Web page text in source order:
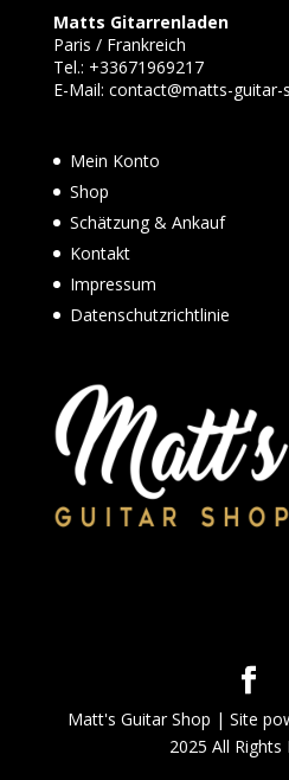
Matts Gitarrenladen
Paris / Frankreich
Tel.: +33671969217
E-Mail: contact@matts-guitar-
Mein Konto
Shop
Schätzung & Ankauf
Kontakt
Impressum
Datenschutzrichtlinie
Matt's Guitar Shop | Site
2025 All Rights